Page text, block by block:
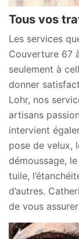
Tous vos
Les services
Couverture 67
seulement à
donner
Lohr, nos
artisans
intervient
pose de velux,
démoussage,
tuile,
d’autres.
de vous